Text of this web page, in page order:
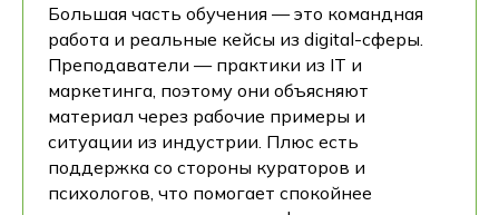
Большая часть обучения — это командная
работа и реальные кейсы из digital-сферы.
Преподаватели — практики из IT и
маркетинга, поэтому они объясняют
материал через рабочие примеры и
ситуации из индустрии. Плюс есть
поддержка со стороны кураторов и
психологов, что помогает спокойнее